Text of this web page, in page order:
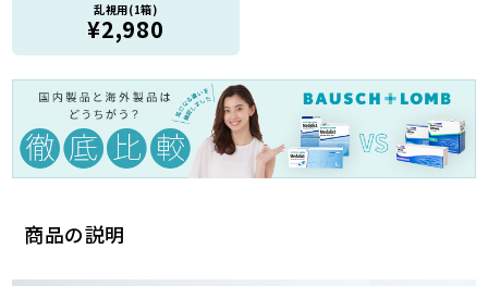
商品の説明
乱視用(1箱)
¥2,980